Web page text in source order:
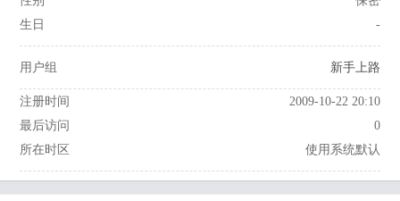
生日
-
用户组 新手上路
注册时间
2009-10-22 20:10
最后访问
0
所在时区
使用系统默认